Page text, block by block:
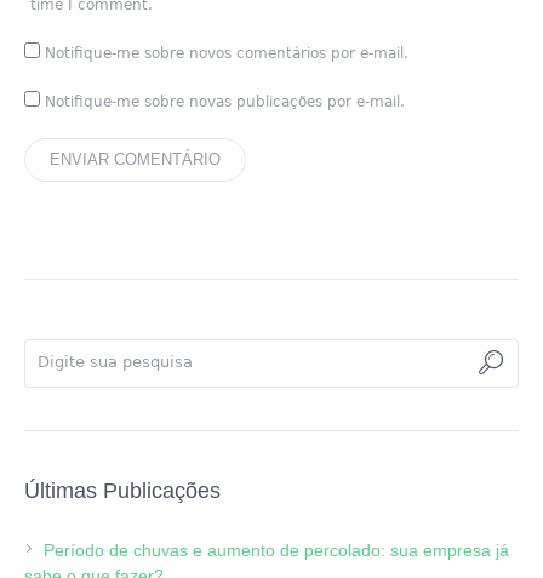
time I comment.
Notifique-me sobre novos comentários por e-mail.
Notifique-me sobre novas publicações por e-mail.
Últimas Publicações
Período de chuvas e aumento de percolado: sua empresa já